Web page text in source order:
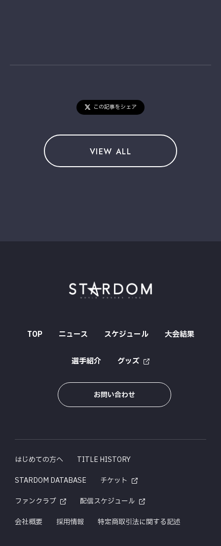
この記事をシェア
VIEW ALL
TOP ニュース スケジュール 大会結果
選手紹介 グッズ
お問い合わせ
はじめての方へ
TITLE HISTORY
STARDOM DATABASE
チケット
ファンクラブ
配信スケジュール
会社概要
採用情報 特定商取引法に関する記述